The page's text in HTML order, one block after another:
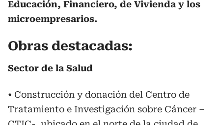
Educación, Financiero, de Vivienda y los
microempresarios.
Obras destacadas:
Sector de la Salud
• Construcción y donación del Centro de
Tratamiento e Investigación sobre Cáncer –